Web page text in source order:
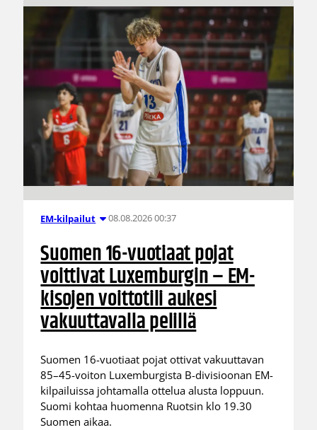
EM-kilpailut 08.08.2026 00:37
Suomen 16-vuotiaat pojat
voittivat Luxemburgin – EM-
kisojen voittotili aukesi
vakuuttavalla pelillä
Suomen 16-vuotiaat pojat ottivat vakuuttavan
85–45-voiton Luxemburgista B-divisioonan EM-
kilpailuissa johtamalla ottelua alusta loppuun.
Suomi kohtaa huomenna Ruotsin klo 19.30
Suomen aikaa.